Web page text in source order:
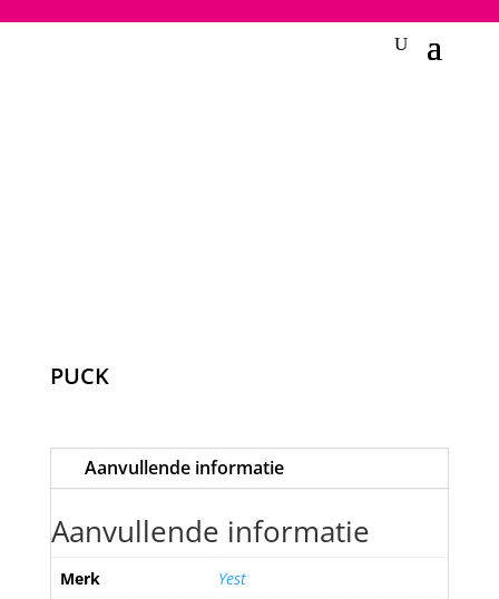
PUCK
Aanvullende informatie
Aanvullende informatie
Merk
Yest